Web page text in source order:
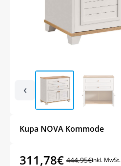
‹
Kupa NOVA Kommode
444,95€
311,78€
inkl. MwSt.